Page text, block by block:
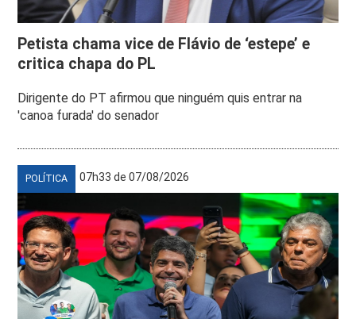
Petista chama vice de Flávio de ‘estepe’ e
critica chapa do PL
Dirigente do PT afirmou que ninguém quis entrar na
'canoa furada' do senador
POLÍTICA 07h33 de 07/08/2026